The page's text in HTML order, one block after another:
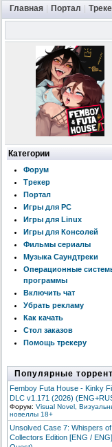
Главная Портал
Категории
Форум
Трекер
Портал
Игры для PC
Игры для Linux
Игры для Консолей
Фильмы сериалы
Музыка Саундтреки
Операционные
программы
Включить чат
Убрать рекламу
Как качать
Стол заказов
Помощь трекеру
Популярные
Femboy Futa House - Kinky
DLC v1.171 (2026)
Форум: Visual Novel,
новеллы 18+
Unsolved Case 7: Whispers
Collectors Edition [ENG /